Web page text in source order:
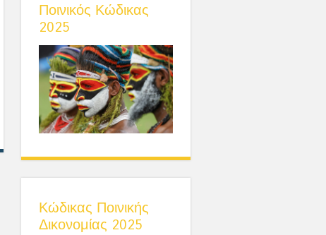
Ποινικός Κώδικας
2025
Κώδικας Ποινικής
Δικονομίας 2025